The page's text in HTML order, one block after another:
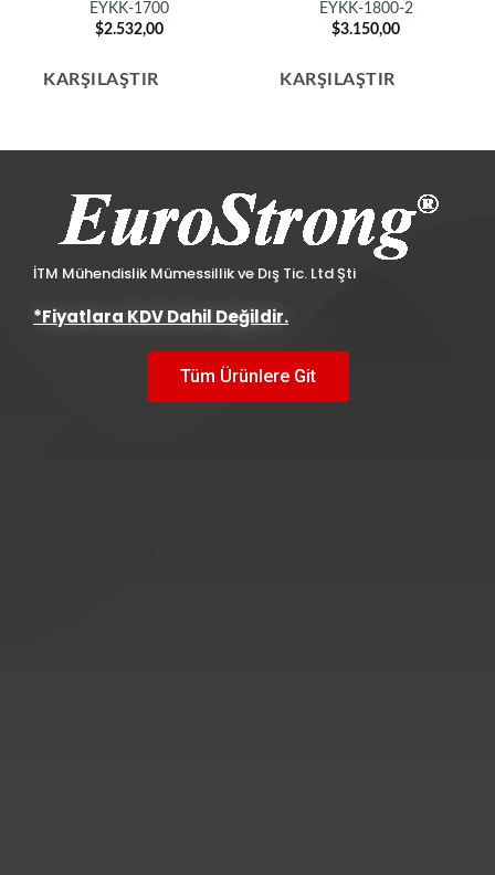
EYKK-1700
$2.532,00
KARŞILAŞTIR
EYKK-1800-2
$3.150,00
KARŞILAŞTIR
İTM Mühendislik Mümessillik ve Dış Tic. Ltd Şti
*Fiyatlara KDV Dahil Değildir.
Tüm Ürünlere Git